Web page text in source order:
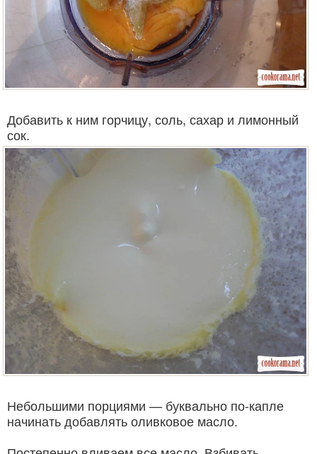
Добавить к ним горчицу, соль, сахар и лимонный
сок.
Небольшими порциями — буквально по-капле
начинать добавлять оливковое масло.